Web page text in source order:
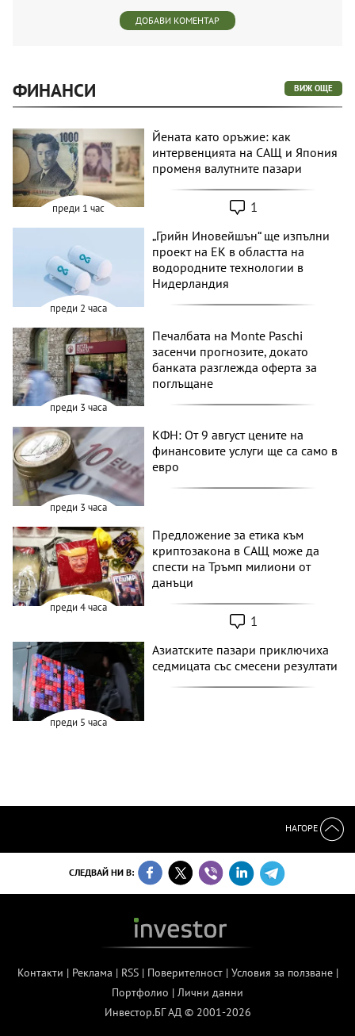
ДОБАВИ КОМЕНТАР
ФИНАНСИ ВИЖ ОЩЕ
преди 1 час
Йената като оръжие: как
интервенцията на САЩ и Япония
променя валутните пазари
1
преди 2 часа
„Грийн Иновейшън“ ще изпълни
проект на ЕК в областта на
водородните технологии в
Нидерландия
преди 3 часа
Печалбата на Monte Paschi
засенчи прогнозите, докато
банката разглежда оферта за
поглъщане
преди 3 часа
КФН: От 9 август цените на
финансовите услуги ще са само в
евро
преди 4 часа
Предложение за етика към
криптозакона в САЩ може да
спести на Тръмп милиони от
данъци
1
преди 5 часа
Азиатските пазари приключиха
седмицата със смесени резултати
НАГОРЕ
СЛЕДВАЙ НИ В:
Контакти | Реклама | RSS| Поверителност| Условия за ползване|
Портфолио | Лични данни
Инвестор.БГ АД © 2001-2026